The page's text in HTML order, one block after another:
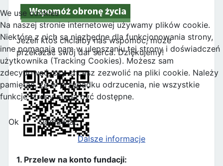
Jeżeli ktoś chciałby nas wspomóc, może
przekazać swój dar serca. Dziękujemy!
1. Przelew na konto fundacji:
We use cookies
Na naszej stronie internetowej używamy plików cookie.
Niektóre z nich są niezbędne dla funkcjonowania strony,
inne pomagają nam w ulepszaniu tej strony i doświadczeń
użytkownika (Tracking Cookies). Możesz sam
zdecydować, czy chcesz zezwolić na pliki cookie. Należy
pamiętać, że w przypadku odrzucenia, nie wszystkie
funkcje strony mogą być dostępne.
Ok
Odmawiać
Dalsze informacje